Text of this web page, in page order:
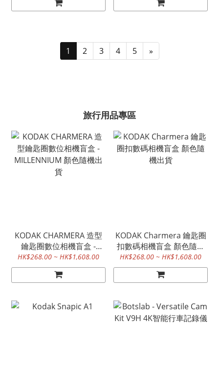
1 2 3 4 5 »
旅行用品專區
KODAK CHARMERA 造型
鑰匙圈數位相機盲盒 -
MILLENNIUM 顏色隨機出
貨
HK$268.00 ~ HK$1,608.00
KODAK Charmera 鑰匙圈
扣數碼相機盲盒 顏色隨機
出貨
HK$268.00 ~ HK$1,608.00